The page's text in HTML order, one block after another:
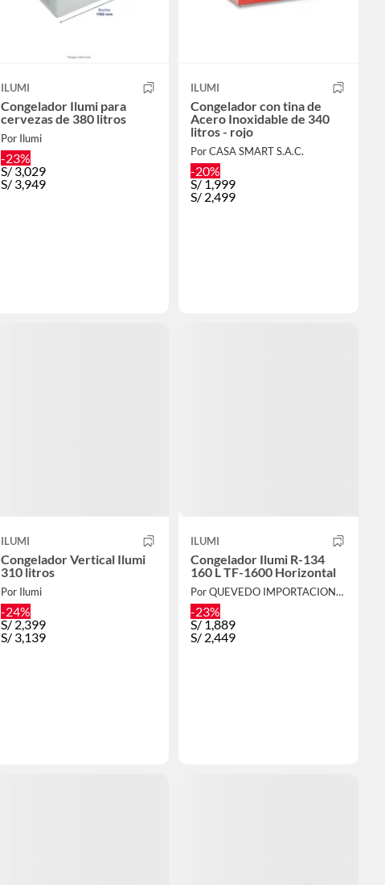
ILUMI
Congelador Ilumi para
cervezas de 380 litros
Por Ilumi
-23%
S/ 3,029
S/ 3,949
ILUMI
Congelador con tina de
Acero Inoxidable de 340
litros - rojo
Por CASA SMART S.A.C.
-20%
S/ 1,999
S/ 2,499
ILUMI
Congelador Vertical Ilumi
310 litros
Por Ilumi
-24%
S/ 2,399
S/ 3,139
ILUMI
Congelador Ilumi R-134
160 L TF-1600 Horizontal
Por QUEVEDO IMPORTACIONES S.A.C.
-23%
S/ 1,889
S/ 2,449